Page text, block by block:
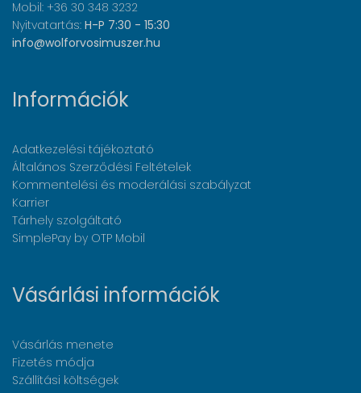
Mobil: +36 30 348 3232
Nyitvatartás: H-P 7:30 - 15:30
info@wolforvosimuszer.hu
Információk
Adatkezelési tájékoztató
Általános Szerződési Feltételek
Kommentelési és moderálási szabályzat
Karrier
Tárhely szolgáltató
SimplePay by OTP Mobil
Vásárlási információk
Vásárlás menete
Fizetés módja
Szállítási költségek